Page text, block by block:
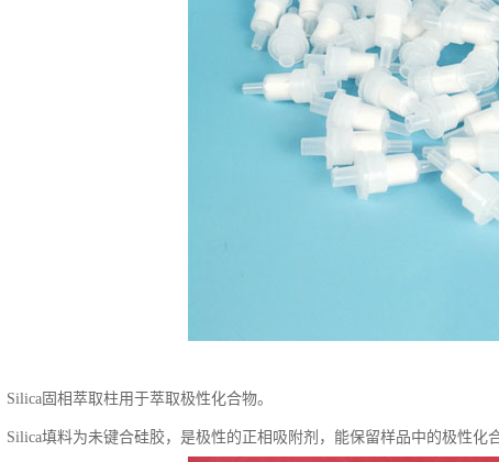
Silica固相萃取柱用于萃取极性化合物。
Silica填料为未键合硅胶，是极性的正相吸附剂，能保留样品中的极性化